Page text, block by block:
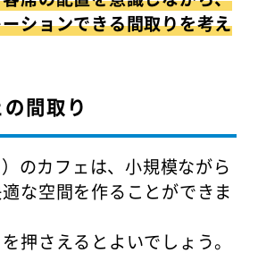
ションできる間取りを考え
間取り
のカフェは、小規模ながら
な空間を作ることができま
押さえるとよいでしょう。